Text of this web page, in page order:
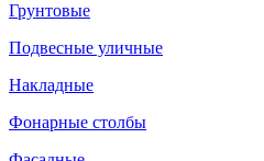
Грунтовые
Подвесные уличные
Накладные
Фонарные столбы